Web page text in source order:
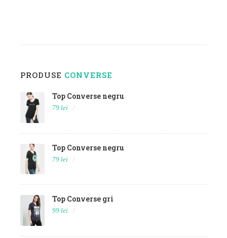
PRODUSE CONVERSE
Top Converse negru
79 lei
Top Converse negru
79 lei
Top Converse gri
99 lei